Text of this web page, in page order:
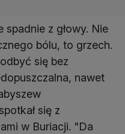
spadnie z głowy. Nie
bólu, to grzech.
się bez
nawet
się z
w Buriacji. "Da